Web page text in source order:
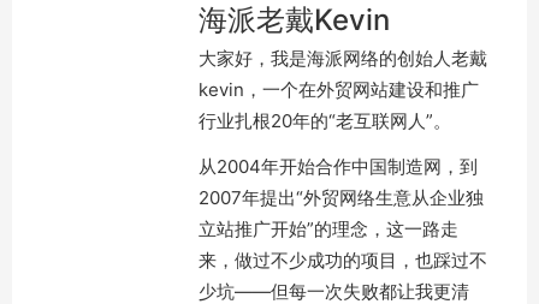
海派老戴Kevin
大家好，我是海派网络的创始人老戴
kevin，一个在外贸网站建设和推广
行业扎根20年的“老互联网人”。
从2004年开始合作中国制造网，到
2007年提出“外贸网络生意从企业独
立站推广开始”的理念，这一路走
来，做过不少成功的项目，也踩过不
少坑——但每一次失败都让我更清